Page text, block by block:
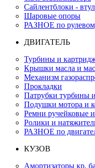
Сайлентблоки -
Шаровые опоры
РАЗНОЕ по
ДВИГАТЕЛЬ
Турбины и
Крышки масла и
Механизм
Прокладки
Патрубки турбины
Подушки мотора и
Ремни ручейковые
Ролики и
РАЗНОЕ по
КУЗОВ
Амортизаторы кр.